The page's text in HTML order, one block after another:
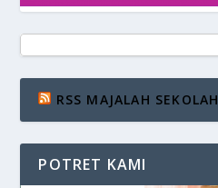
RSS MAJALAH SEKOLAH
POTRET KAMI